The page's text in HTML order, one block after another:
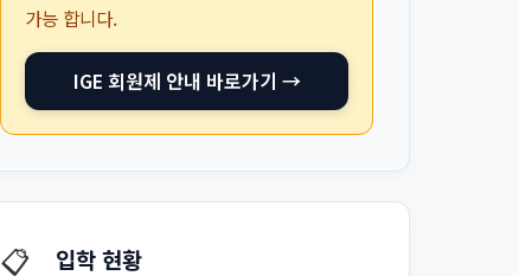
가능 합니다.
IGE 회원제 안내 바로가기 →
📋 입학 현황